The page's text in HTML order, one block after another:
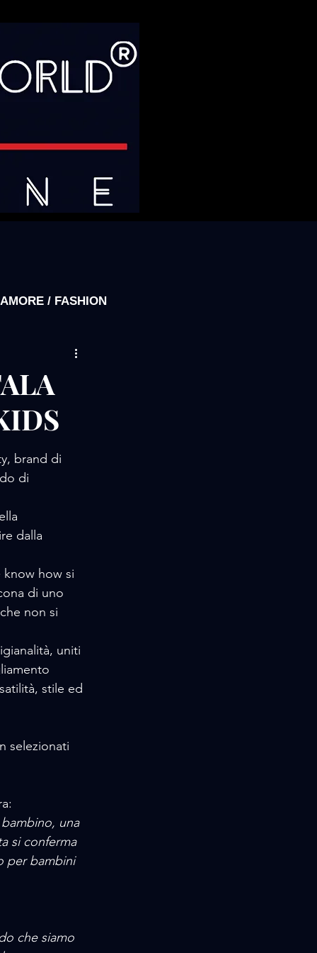
AMORE / FASHION
AMORE / MUSIC
STORIES
/ EVENTS
brand di
di
dalla
know how si
di uno
non si
uniti
stile ed
selezionati
una
si conferma
per bambini
che siamo